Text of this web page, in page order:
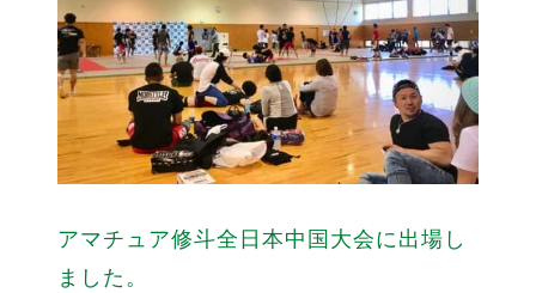
アマチュア修斗全日本中国大会に出場し
ました。